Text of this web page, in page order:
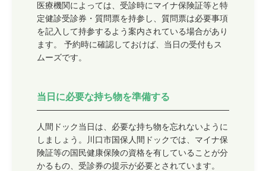
医療機関によっては、受診時にマイナ保険証等と特
定健診受診券・質問票を持参し、質問票は必要事項
を記入して持参するよう案内されている場合があり
ます。 予約時に確認しておけば、当日の受付もス
ムーズです。
当日に必要な持ち物を準備する
人間ドック当日は、必要な持ち物を忘れないように
しましょう。川口市国保人間ドックでは、マイナ保
険証等の国民健康保険の資格を有していることが分
かるもの、受診券の提示が必要とされています。